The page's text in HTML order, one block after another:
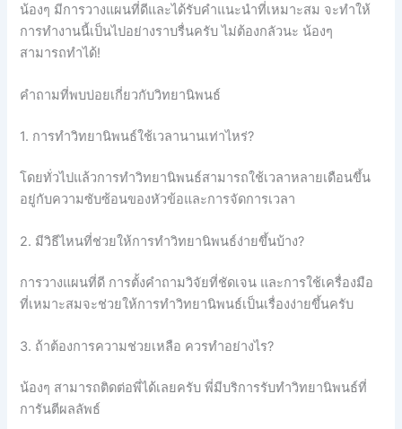
น้องๆ มีการวางแผนที่ดีและได้รับคำแนะนำที่เหมาะสม จะทำให้
การทำงานนี้เป็นไปอย่างราบรื่นครับ ไม่ต้องกลัวนะ น้องๆ
สามารถทำได้!
คำถามที่พบบ่อยเกี่ยวกับวิทยานิพนธ์
1. การทำวิทยานิพนธ์ใช้เวลานานเท่าไหร่?
โดยทั่วไปแล้วการทำวิทยานิพนธ์สามารถใช้เวลาหลายเดือนขึ้น
อยู่กับความซับซ้อนของหัวข้อและการจัดการเวลา
2. มีวิธีไหนที่ช่วยให้การทำวิทยานิพนธ์ง่ายขึ้นบ้าง?
การวางแผนที่ดี การตั้งคำถามวิจัยที่ชัดเจน และการใช้เครื่องมือ
ที่เหมาะสมจะช่วยให้การทำวิทยานิพนธ์เป็นเรื่องง่ายขึ้นครับ
3. ถ้าต้องการความช่วยเหลือ ควรทำอย่างไร?
น้องๆ สามารถติดต่อพี่ได้เลยครับ พี่มีบริการรับทำวิทยานิพนธ์ที่
การันตีผลลัพธ์